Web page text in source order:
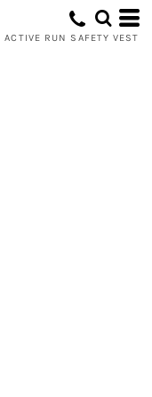
ACTIVE RUN SAFETY VEST